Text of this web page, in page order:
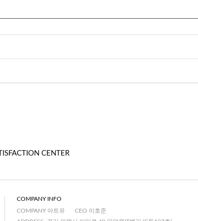
CENTER
COMPANY INFO
COMPANY 아트유
CEO 이호준